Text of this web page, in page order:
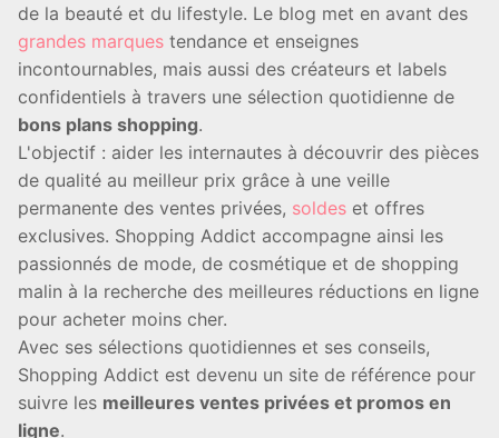
de la beauté et du lifestyle. Le blog met en avant des
grandes marques tendance et enseignes
incontournables, mais aussi des créateurs et labels
confidentiels à travers une sélection quotidienne de
bons plans shopping.
L'objectif : aider les internautes à découvrir des pièces
de qualité au meilleur prix grâce à une veille
permanente des ventes privées, soldes et offres
exclusives. Shopping Addict accompagne ainsi les
passionnés de mode, de cosmétique et de shopping
malin à la recherche des meilleures réductions en ligne
pour acheter moins cher.
Avec ses sélections quotidiennes et ses conseils,
Shopping Addict est devenu un site de référence pour
suivre les meilleures ventes privées et promos en
ligne.